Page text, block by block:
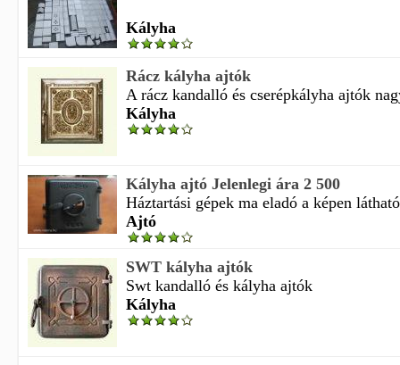
Kályha
Rácz kályha ajtók
A rácz kandalló és cserépkályha ajtók
Kályha
Kályha ajtó Jelenlegi ára 2 500
Háztartási gépek ma eladó a képen
Ajtó
SWT kályha ajtók
Swt kandalló és kályha ajtók
Kályha